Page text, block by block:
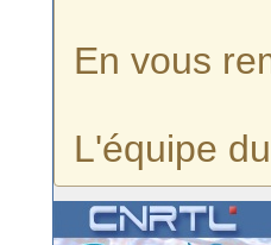
En vous
L'équipe